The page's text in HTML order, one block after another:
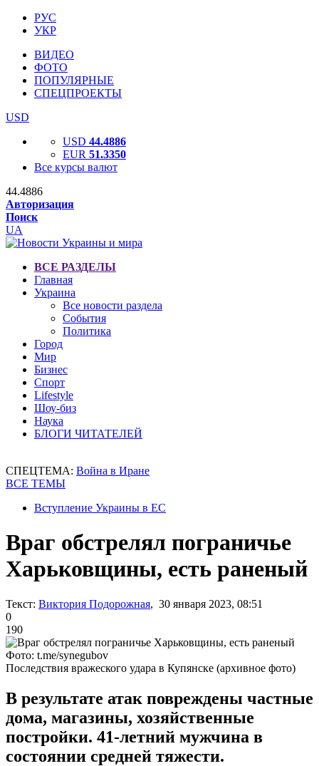
РУС
УКР
ВИДЕО
ФОТО
ПОПУЛЯРНЫЕ
СПЕЦПРОЕКТЫ
USD
USD 44.4886
EUR 51.3350
Все курсы валют
44.4886
Авторизация
Поиск
UA
ВСЕ РАЗДЕЛЫ
Главная
Украина
Все новости раздела
События
Политика
Город
Мир
Бизнес
Спорт
Lifestyle
Шоу-биз
Наука
БЛОГИ ЧИТАТЕЛЕЙ
СПЕЦТЕМА: Война в Иране
ВСЕ ТЕМЫ
Вступление Украины в ЕС
Враг обстрелял пограничье
Харьковщины, есть раненый
Текст: Виктория Подорожная, 30 января 2023, 08:51
0
190
Фото: t.me/synegubov
Последствия вражеского удара в Купянске (архивное фото)
В результате атак повреждены частные
дома, магазины, хозяйственные
постройки. 41-летний мужчина в
состоянии средней тяжести.